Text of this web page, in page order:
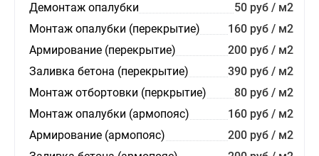
Демонтаж опалубки
50 руб / м2
Монтаж опалубки (перекрытие)
160 руб / м2
Армирование (перекрытие)
200 руб / м2
Заливка бетона (перекрытие)
390 руб / м2
Монтаж отбортовки (перкрытие)
80 руб / м2
Монтаж опалубки (армопояс)
160 руб / м2
Армирование (армопояс)
200 руб / м2